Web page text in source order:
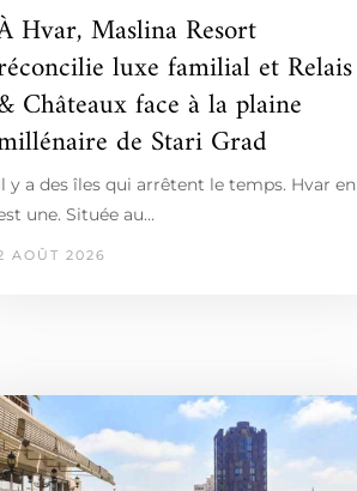
Hvar, Maslina Resort
luxe familial et Relais
Châteaux face à la plaine
de Stari Grad
y a des îles qui arrêtent le temps. Hvar en
une. Située au…
AOÛT 2026